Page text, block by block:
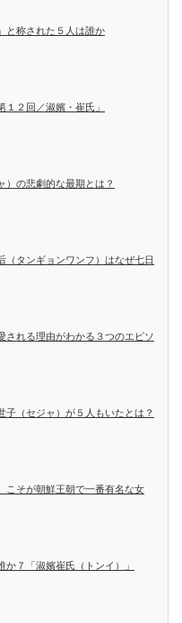
と称された５人は誰か
２回／淑嬪・崔氏」
）の悲劇的な最期とは？
（タンギョンワンフ）はなぜ七日
される理由がわかる３つのエピソ
子（セジャ）が５人もいたとは？
こそが朝鮮王朝で一番有名な女
７「淑嬪崔氏（トンイ）」